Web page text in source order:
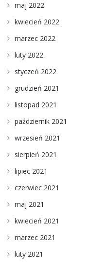
maj 2022
kwiecień 2022
marzec 2022
luty 2022
styczeń 2022
grudzień 2021
listopad 2021
październik 2021
wrzesień 2021
sierpień 2021
lipiec 2021
czerwiec 2021
maj 2021
kwiecień 2021
marzec 2021
luty 2021